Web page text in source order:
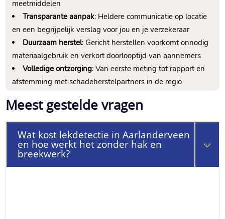
meetmiddelen
Transparante aanpak: Heldere communicatie op locatie
en een begrijpelijk verslag voor jou en je verzekeraar
Duurzaam herstel: Gericht herstellen voorkomt onnodig
materiaalgebruik en verkort doorlooptijd van aannemers
Volledige ontzorging: Van eerste meting tot rapport en
afstemming met schadeherstelpartners in de regio
Meest gestelde vragen
Wat kost lekdetectie in Aarlanderveen
en hoe werkt het zonder hak en
breekwerk?